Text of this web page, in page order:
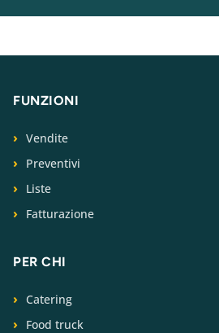
FUNZIONI
Vendite
Preventivi
Liste
Fatturazione
PER CHI
Catering
Food truck